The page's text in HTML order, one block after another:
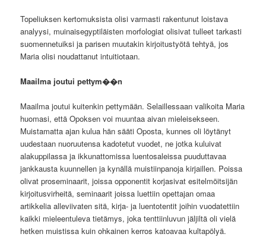
Topeliuksen kertomuksista olisi varmasti rakentunut loistava
analyysi, muinaisegyptiläisten morfologiat olisivat tulleet tarkasti
suomennetuiksi ja parisen muutakin kirjoitustyötä tehtyä, jos
Maria olisi noudattanut intuitiotaan.
Maailma joutui pettym��n
Maailma joutui kuitenkin pettymään. Selaillessaan valikoita Maria
huomasi, että Opoksen voi muuntaa aivan mieleisekseen.
Muistamatta ajan kulua hän sääti Oposta, kunnes oli löytänyt
uudestaan nuoruutensa kadotetut vuodet, ne jotka kuluivat
alakuppilassa ja ikkunattomissa luentosaleissa puuduttavaa
jankkausta kuunnellen ja kynällä muistiinpanoja kirjaillen. Poissa
olivat proseminaarit, joissa opponentit korjasivat esitelmöitsijän
kirjoitusvirheitä, seminaarit joissa luettiin opettajan omaa
artikkelia alleviivaten sitä, kirja- ja luentotentit joihin vuodatettiin
kaikki mieleentuleva tietämys, joka tenttiinluvun jäljiltä oli vielä
hetken muistissa kuin ohkainen kerros katoavaa kultapölyä.